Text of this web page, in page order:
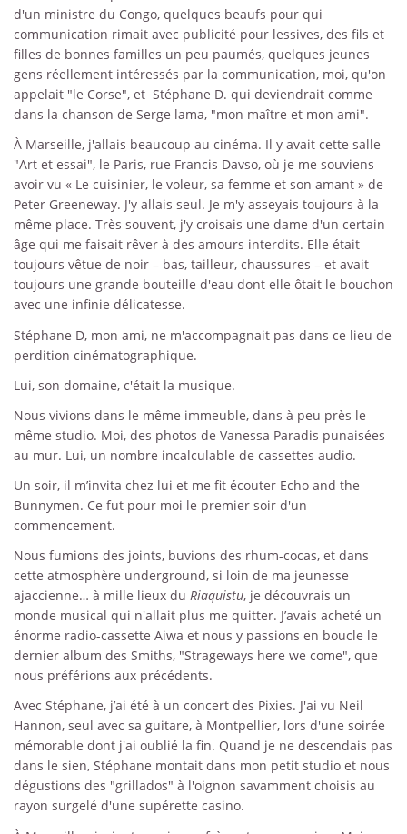
d'un ministre du Congo, quelques beaufs pour qui
communication rimait avec publicité pour lessives, des fils et
filles de bonnes familles un peu paumés, quelques jeunes
gens réellement intéressés par la communication, moi, qu'on
appelait "le Corse", et Stéphane D. qui deviendrait comme
dans la chanson de Serge lama, "mon maître et mon ami".
À Marseille, j'allais beaucoup au cinéma. Il y avait cette salle
"Art et essai", le Paris, rue Francis Davso, où je me souviens
avoir vu « Le cuisinier, le voleur, sa femme et son amant » de
Peter Greeneway. J'y allais seul. Je m'y asseyais toujours à la
même place. Très souvent, j'y croisais une dame d'un certain
âge qui me faisait rêver à des amours interdits. Elle était
toujours vêtue de noir – bas, tailleur, chaussures – et avait
toujours une grande bouteille d'eau dont elle ôtait le bouchon
avec une infinie délicatesse.
Stéphane D, mon ami, ne m'accompagnait pas dans ce lieu de
perdition cinématographique.
Lui, son domaine, c'était la musique.
Nous vivions dans le même immeuble, dans à peu près le
même studio. Moi, des photos de Vanessa Paradis punaisées
au mur. Lui, un nombre incalculable de cassettes audio.
Un soir, il m’invita chez lui et me fit écouter Echo and the
Bunnymen. Ce fut pour moi le premier soir d'un
commencement.
Nous fumions des joints, buvions des rhum-cocas, et dans
cette atmosphère underground, si loin de ma jeunesse
ajaccienne… à mille lieux du Riaquistu, je découvrais un
monde musical qui n'allait plus me quitter. J’avais acheté un
énorme radio-cassette Aiwa et nous y passions en boucle le
dernier album des Smiths, "Strageways here we come", que
nous préférions aux précédents.
Avec Stéphane, j’ai été à un concert des Pixies. J'ai vu Neil
Hannon, seul avec sa guitare, à Montpellier, lors d'une soirée
mémorable dont j'ai oublié la fin. Quand je ne descendais pas
dans le sien, Stéphane montait dans mon petit studio et nous
dégustions des "grillados" à l'oignon savamment choisis au
rayon surgelé d'une supérette casino.